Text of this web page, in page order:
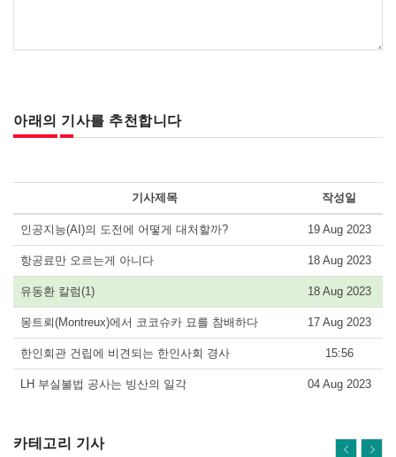
아래의 기사를 추천합니다
기사제목 작성일
인공지능(AI)의 도전에 어떻게 대처할까? 19 Aug 2023
항공료만 오르는게 아니다 18 Aug 2023
유동환 칼럼(1) 18 Aug 2023
몽트뢰(Montreux)에서 코코슈카 묘를 참배하다 17 Aug 2023
한인회관 건립에 비견되는 한인사회 경사 15:56
LH 부실불법 공사는 빙산의 일각 04 Aug 2023
카테고리 기사